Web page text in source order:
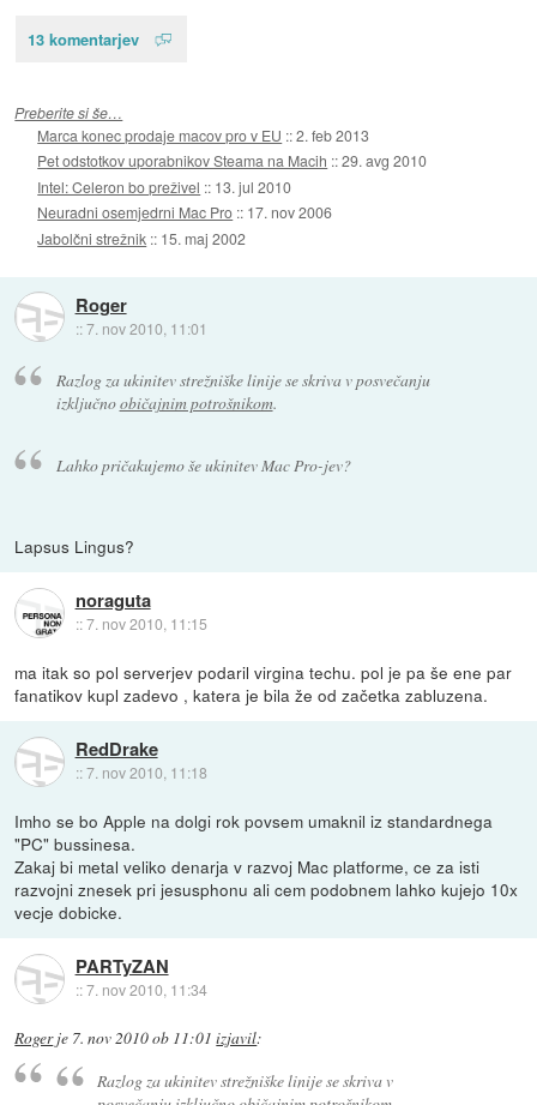
13 komentarjev
Preberite si še…
Marca konec prodaje macov pro v EU ::2. feb 2013
Pet odstotkov uporabnikov Steama na Macih ::29. avg 2010
Intel: Celeron bo preživel :: 13. jul 2010
Neuradni osemjedrni Mac Pro :: 17. nov 2006
Jabolčni strežnik :: 15. maj 2002
Roger
::7. nov 2010, 11:01
Razlog za ukinitev strežniške linije se skriva v posvečanju
izključnoobičajnim potrošnikom.
Lahko pričakujemo še ukinitev Mac Pro-jev?
Lapsus Lingus?
noraguta
::7. nov 2010, 11:15
ma itak so pol serverjev podaril virgina techu. pol je pa še ene par
fanatikov kupl zadevo , katera je bila že od začetka zabluzena.
RedDrake
::7. nov 2010, 11:18
Imho se bo Apple na dolgi rok povsem umaknil iz standardnega
"PC" bussinesa.
Zakaj bi metal veliko denarja v razvoj Mac platforme, ce za isti
razvojni znesek pri jesusphonu ali cem podobnem lahko kujejo 10x
vecje dobicke.
PARTyZAN
::7. nov 2010, 11:34
Rogerje 7. nov 2010 ob 11:01 izjavil:
Razlog za ukinitev strežniške linije se skriva v